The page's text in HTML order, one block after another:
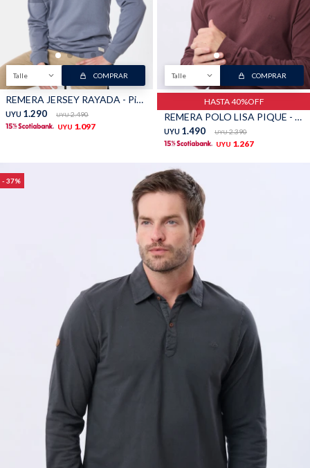
Talle COMPRAR
REMERA JERSEY RAYADA - Piedra
UYU 1.290 UYU 2.490
UYU 1.097
Talle COMPRAR
HASTA 40%OFF
REMERA POLO LISA PIQUE - Bordo
UYU 1.490 UYU 2.390
UYU 1.267
37